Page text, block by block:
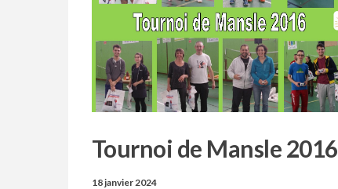
Tournoi de Mansle 2016
18 janvier 2024